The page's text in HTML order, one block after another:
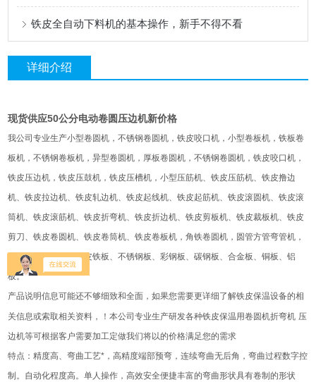
铁皮全自动下料机的基本操作，新手不得不看
详细介绍
现货供应50公分电动卷圆压边机新价格
我公司专业生产小型卷圆机，不锈钢卷圆机，铁皮咬口机，小型卷板机，铁板卷
板机，不锈钢卷板机，异型卷圆机，厚板卷圆机，不锈钢卷圆机，铁皮咬口机，
铁皮压边机，铁皮压鼓机，铁皮压槽机，小型压筋机、铁皮压筋机、铁皮撸边
机、铁皮拉边机、铁皮轧边机、铁皮起线机、铁皮起筋机、铁皮滚圆机、铁皮滚
筒机、铁皮滚筋机、铁皮折弯机、铁皮折边机、铁皮剪板机、铁皮裁板机、铁皮
剪刀、铁皮卷圆机、铁皮卷筒机、铁皮卷板机，角铁卷圆机，圆管方管弯管机，
设备均适用于镀锌铁皮铁板、不锈钢板、彩钢板、碳钢板、合金板、铜板、铝
板。
产品说明信息可能还不够细致和全面，如果您需要更详细了解铁皮保温设备的相
关信息或索取相关资料，！本公司专业生产研发各种铁皮保温用卷圆机折弯机 压
边机等可根据客户需要加工定做我们将以的价格满足您的需求
特点：精度高、弯曲工艺*，高精度端部预弯，连续弯曲无后角，弯曲过程数字控
制。自动化程度高。单人操作，高效安全便捷丰富的弯曲形状具有卷制的形状